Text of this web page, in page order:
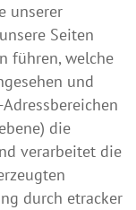
unserer
Seiten
führen, welche
und
die
verarbeitet die
durch etracker